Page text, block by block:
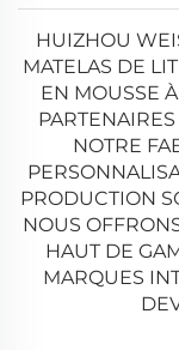
HUIZHOU
MATELAS DE
EN MOUSSE
NOTRE
PRODUCTION
NOUS
HAUT DE
MARQUES